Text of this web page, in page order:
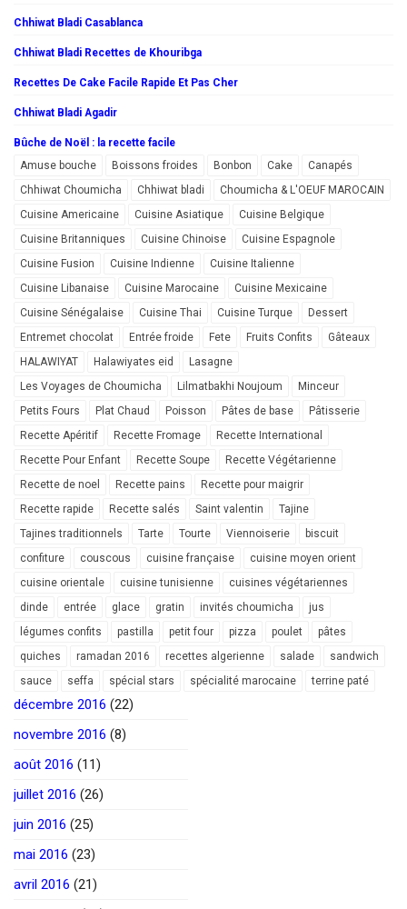
Chhiwat Bladi Casablanca
Chhiwat Bladi Recettes de Khouribga
Recettes De Cake Facile Rapide Et Pas Cher
Chhiwat Bladi Agadir
Bûche de Noël : la recette facile
Amuse bouche
Boissons froides Bonbon Cake
Canapés
Chhiwat Choumicha
Chhiwat bladi
Choumicha & L'OEUF MAROCAIN
Cuisine Americaine
Cuisine Asiatique
Cuisine Belgique
Cuisine Britanniques
Cuisine Chinoise
Cuisine Espagnole
Cuisine Fusion
Cuisine Indienne
Cuisine Italienne
Cuisine Libanaise
Cuisine Marocaine
Cuisine Mexicaine
Cuisine Sénégalaise
Cuisine Thai Cuisine Turque
Dessert
Entremet chocolat
Entrée froide Fete Fruits Confits
Gâteaux
HALAWIYAT
Halawiyates eid
Lasagne
Les Voyages de Choumicha
Lilmatbakhi Noujoum
Minceur
Petits Fours
Plat Chaud Poisson Pâtes de base
Pâtisserie
Recette Apéritif
Recette Fromage
Recette International
Recette Pour Enfant
Recette Soupe
Recette Végétarienne
Recette de noel
Recette pains
Recette pour maigrir
Recette rapide
Recette salés Saint valentin
Tajine
Tajines traditionnels
Tarte Tourte Viennoiserie
biscuit
confiture
couscous cuisine française
cuisine moyen orient
cuisine orientale
cuisine tunisienne
cuisines végétariennes
dinde
entrée glace gratin invités choumicha
jus
légumes confits
pastilla petit four pizza poulet
pâtes
quiches
ramadan 2016 recettes algerienne salade
sandwich
sauce
seffa spécial stars spécialité marocaine terrine paté
décembre 2016 (22)
novembre 2016 (8)
août 2016 (11)
juillet 2016 (26)
juin 2016 (25)
mai 2016 (23)
avril 2016 (21)